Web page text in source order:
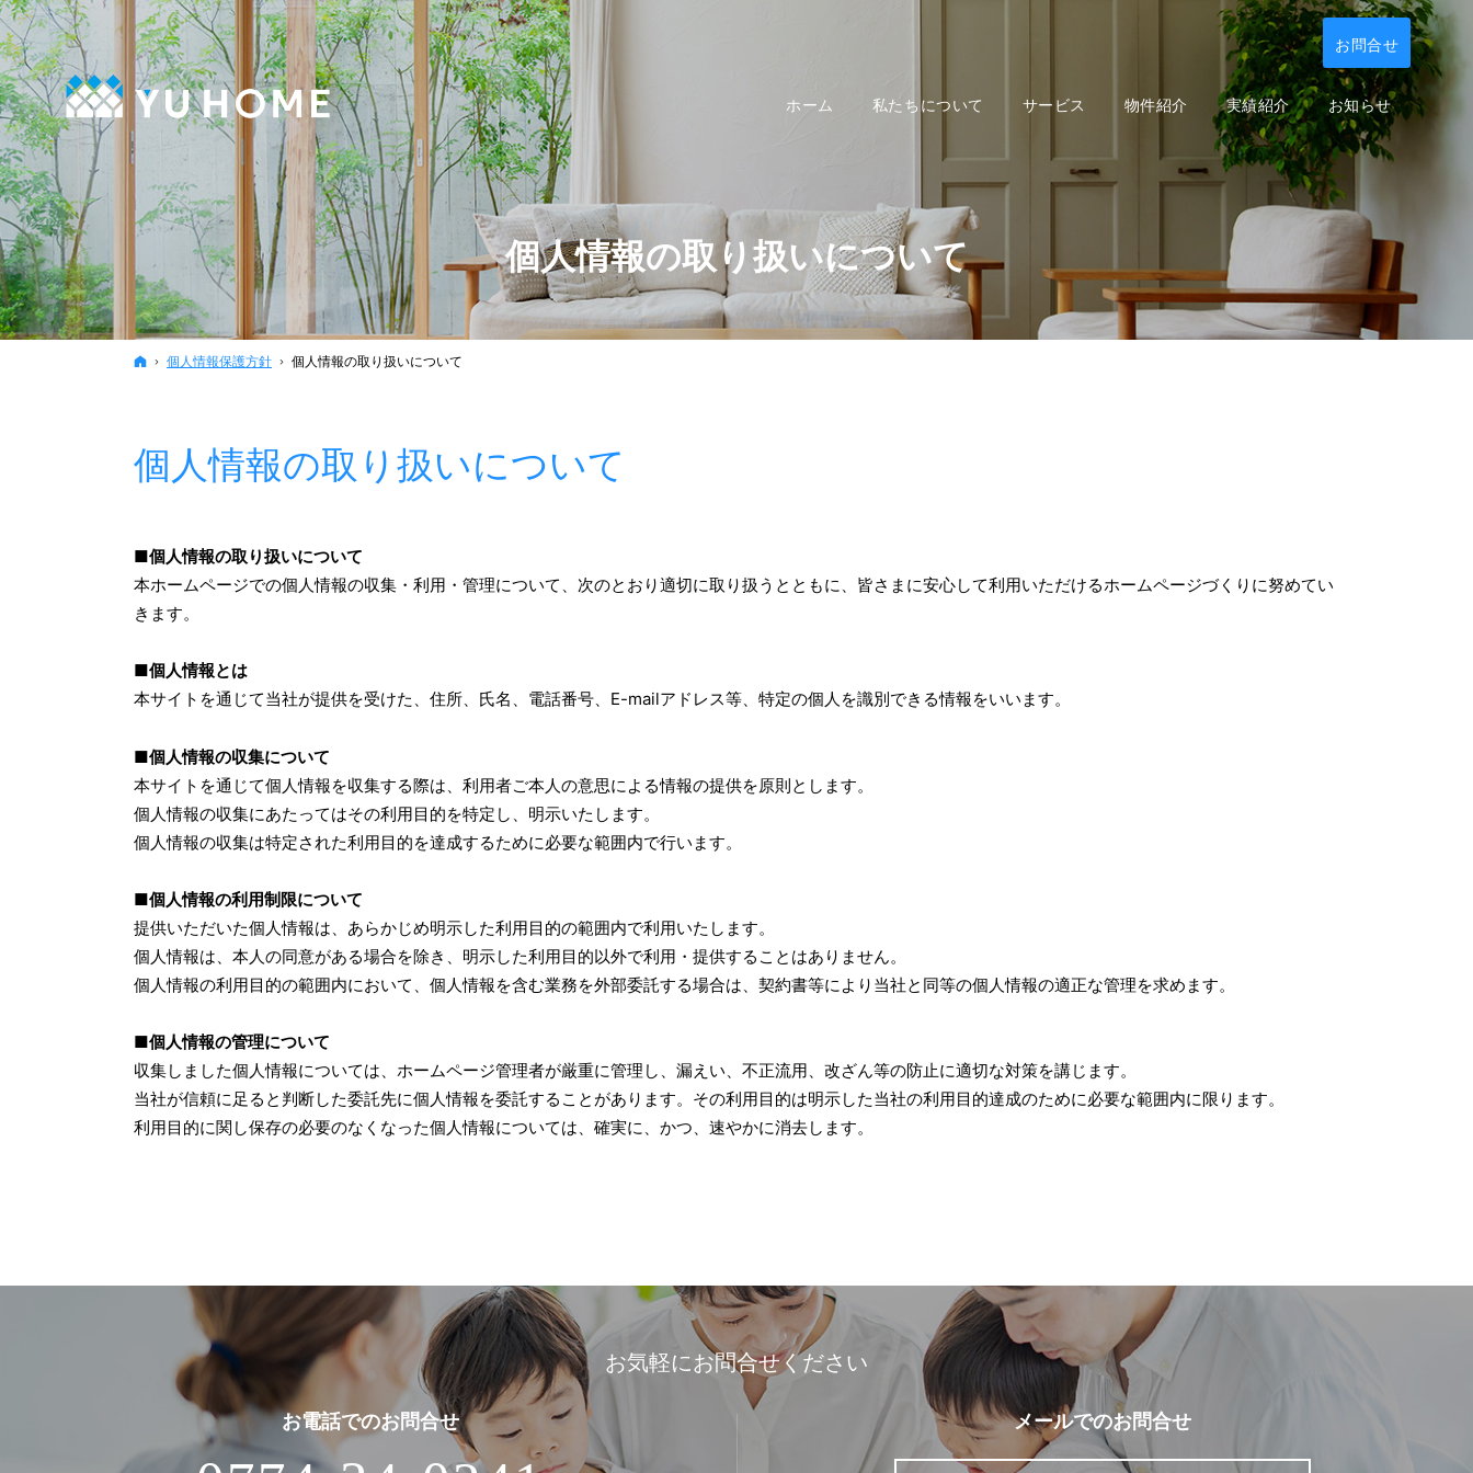
個人情報の取り扱いについて
ホーム
個人情報保護方針 個人情報の取り扱いについて
個人情報の取り扱いについて
■個人情報の取り扱いについて
本ホームページでの個人情報の収集・利用・管理について、次のとおり適切に取り扱うとともに、皆さまに安心して利用いただけるホームページづくりに努めてい
きます。
■個人情報とは
本サイトを通じて当社が提供を受けた、住所、氏名、電話番号、E-mailアドレス等、特定の個人を識別できる情報をいいます。
■個人情報の収集について
本サイトを通じて個人情報を収集する際は、利用者ご本人の意思による情報の提供を原則とします。
個人情報の収集にあたってはその利用目的を特定し、明示いたします。
個人情報の収集は特定された利用目的を達成するために必要な範囲内で行います。
■個人情報の利用制限について
提供いただいた個人情報は、あらかじめ明示した利用目的の範囲内で利用いたします。
個人情報は、本人の同意がある場合を除き、明示した利用目的以外で利用・提供することはありません。
個人情報の利用目的の範囲内において、個人情報を含む業務を外部委託する場合は、契約書等により当社と同等の個人情報の適正な管理を求めます。
■個人情報の管理について
収集しました個人情報については、ホームページ管理者が厳重に管理し、漏えい、不正流用、改ざん等の防止に適切な対策を講じます。
当社が信頼に足ると判断した委託先に個人情報を委託することがあります。その利用目的は明示した当社の利用目的達成のために必要な範囲内に限ります。
利用目的に関し保存の必要のなくなった個人情報については、確実に、かつ、速やかに消去します。
お問合せ
ホーム 私たちについて サービス 物件紹介 実績紹介 お知らせ
お気軽にお問合せください
お電話でのお問合せ メールでのお問合せ